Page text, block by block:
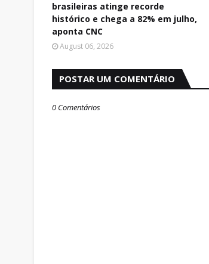
brasileiras atinge recorde
histórico e chega a 82% em julho,
aponta CNC
August 06, 2026
POSTAR UM COMENTÁRIO
0 Comentários